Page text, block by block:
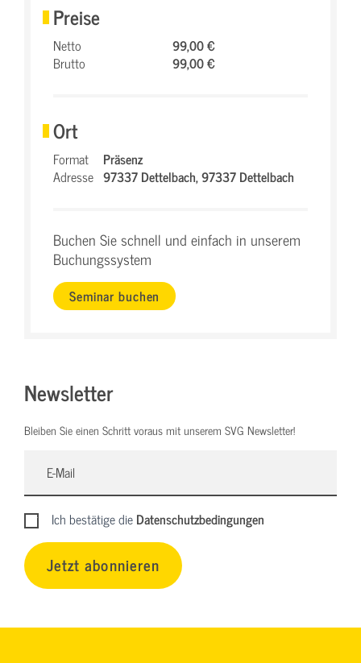
Preise
Netto
99,00 €
Brutto
99,00 €
Ort
Format
Präsenz
Adresse 97337 Dettelbach,97337 Dettelbach
Buchen Sie schnell und einfach in unserem
Buchungssystem
Seminar buchen
Newsletter
Bleiben Sie einen Schritt voraus mit unserem SVG Newsletter!
Ich bestätige dieDatenschutzbedingungen
Jetzt abonnieren